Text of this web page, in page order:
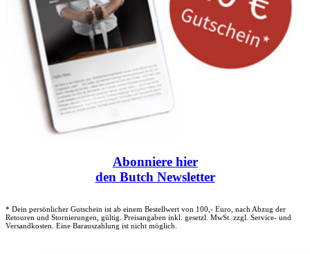
Abonniere hier
den Butch Newsletter
* Dein persönlicher Gutschein ist ab einem Bestellwert von 100,- Euro, nach Abzug der
Retouren und Stornierungen, gültig. Preisangaben inkl. gesetzl. MwSt. zzgl. Service- und
Versandkosten. Eine Barauszahlung ist nicht möglich.